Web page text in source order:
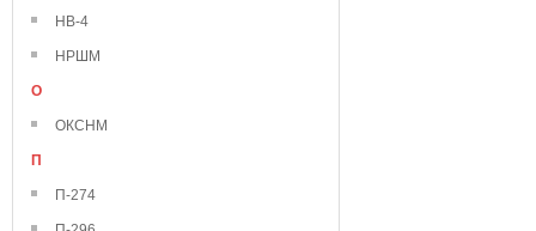
НВ-4
НРШМ
О
ОКСНМ
П
П-274